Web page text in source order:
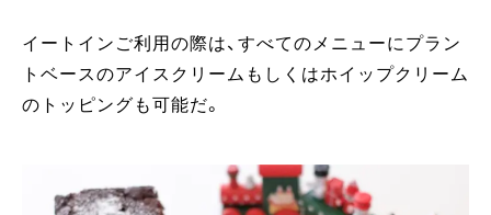
イートインご利用の際は、すべてのメニューにプラン
トベースのアイスクリームもしくはホイップクリーム
のトッピングも可能だ。